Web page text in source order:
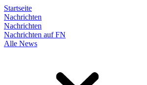
Startseite
Nachrichten
Nachrichten
Nachrichten auf FN
Alle News